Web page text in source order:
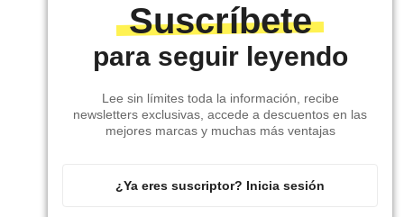
Suscríbete
para seguir leyendo
Lee sin límites toda la información, recibe
newsletters exclusivas, accede a descuentos en las
mejores marcas y muchas más ventajas
¿Ya eres suscriptor? Inicia sesión